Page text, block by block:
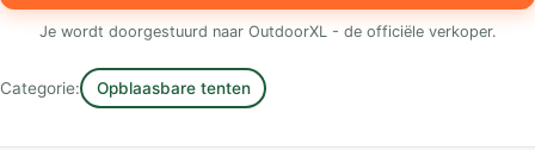
Je wordt doorgestuurd naar OutdoorXL - de officiële verkoper.
Categorie: Opblaasbare tenten